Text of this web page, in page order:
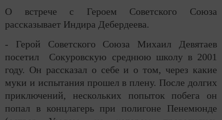
О встрече с Героем Советского Союза
рассказывает Индира Дебердеева.
- Герой Советского Союза Михаил Девятаев
посетил Сокуровскую среднюю школу в 2001
году. Он рассказал о себе и о том, через какие
муки и испытания прошел в плену. После долгих
приключений, нескольких попыток побега он
попал в концлагерь при полигоне Пенемюнде